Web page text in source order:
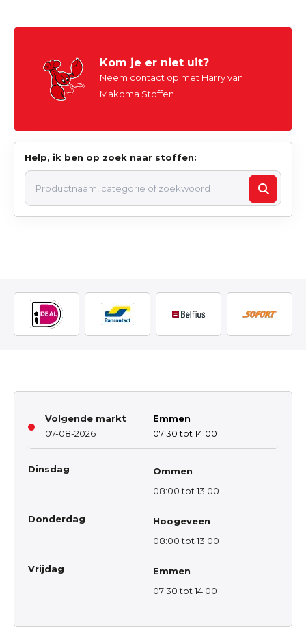
Kom je er niet uit?
Neem contact op met Harry van
Makoma Stoffen
Help, ik ben op zoek naar stoffen:
Volgende markt
07-08-2026
Emmen
07:30 tot 14:00
Dinsdag
Ommen
08:00 tot 13:00
Donderdag
Hoogeveen
08:00 tot 13:00
Vrijdag
Emmen
07:30 tot 14:00